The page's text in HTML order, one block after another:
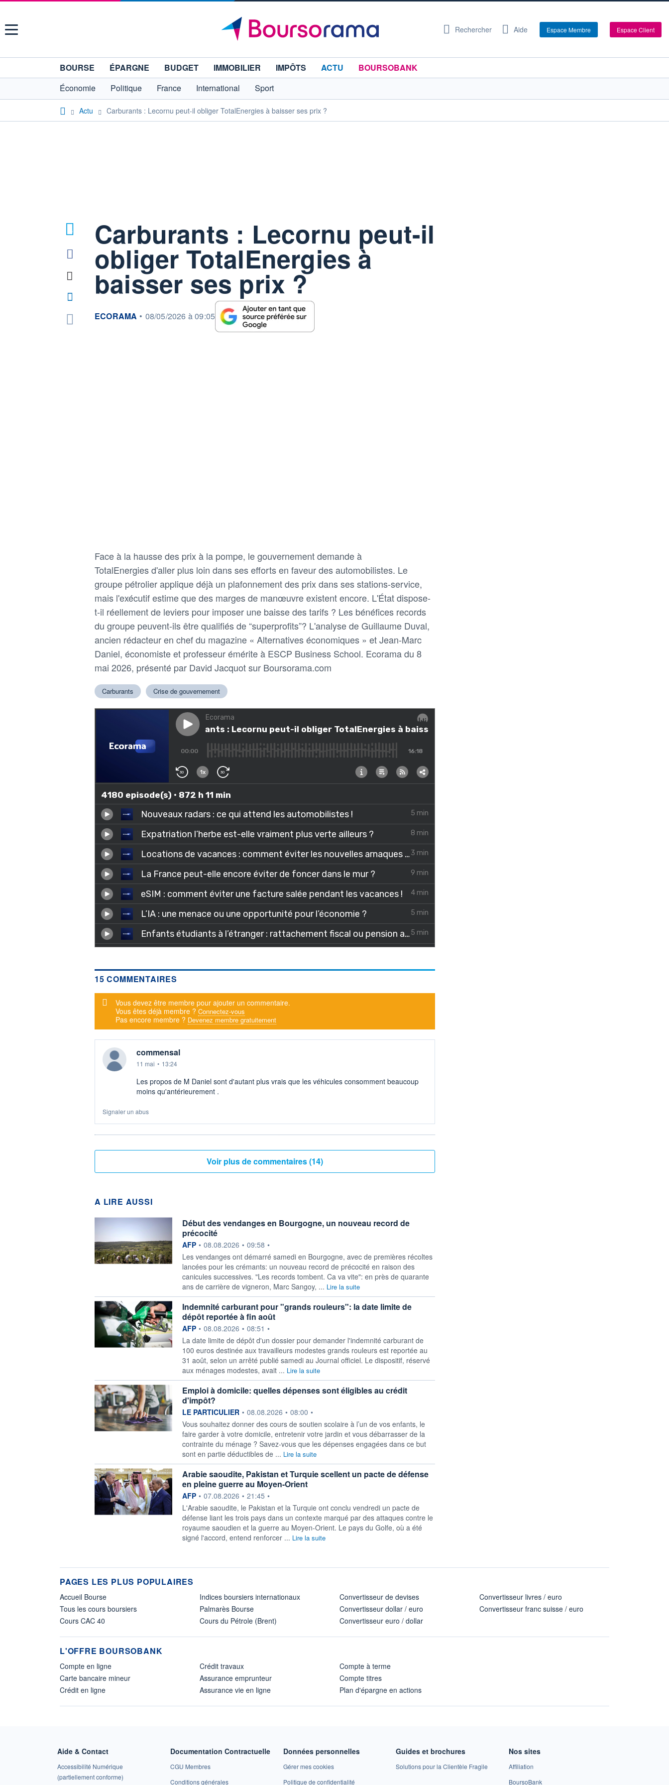
Menu Rechercher Aide Espace Membre Espace Client
BOURSE ÉPARGNE BUDGET IMMOBILIER IMPÔTS ACTU
BOURSOBANK
Économie
Politique France International Sport
Actu Carburants : Lecornu peut-il obliger TotalEnergies à baisser ses prix ?
15 Carburants : Lecornu peut-il
obliger TotalEnergies à
baisser ses prix ?
information fournie par
ECORAMA • 08/05/2026 à 09:05
Face à la hausse des prix à la pompe, le gouvernement demande à
TotalEnergies d'aller plus loin dans ses efforts en faveur des automobilistes. Le
groupe pétrolier applique déjà un plafonnement des prix dans ses stations-service,
mais l'exécutif estime que des marges de manœuvre existent encore. L'État dispose-
t-il réellement de leviers pour imposer une baisse des tarifs ? Les bénéfices records
du groupe peuvent-ils être qualifiés de “superprofits”? L'analyse de Guillaume Duval,
ancien rédacteur en chef du magazine « Alternatives économiques » et Jean-Marc
Daniel, économiste et professeur émérite à ESCP Business School. Ecorama du 8
mai 2026, présenté par David Jacquot sur Boursorama.com
Carburants Crise de gouvernement
15 COMMENTAIRES
Message d'alerte
Vous devez être membre pour ajouter un commentaire.
Vous êtes déjà membre ? Connectez-vous
Pas encore membre ? Devenez membre gratuitement
commensal
11 mai • 13:24
Les propos de M Daniel sont d'autant plus vrais que les véhicules consomment beaucoup
moins qu'antérieurement .
Signaler un abus
Voir plus de commentaires (14)
A LIRE AUSSI
Début des vendanges en Bourgogne, un nouveau record de
précocité
information fournie par
AFP • 08.08.2026 • 09:58 •
Les vendanges ont démarré samedi en Bourgogne, avec de premières récoltes
lancées pour les crémants: un nouveau record de précocité en raison des
canicules successives. "Les records tombent. Ca va vite": en près de quarante
ans de carrière de vigneron, Marc Sangoy, ... Lire la suite
Indemnité carburant pour "grands rouleurs": la date limite de
dépôt reportée à fin août
information fournie par
AFP • 08.08.2026 • 08:51 •
La date limite de dépôt d'un dossier pour demander l'indemnité carburant de
100 euros destinée aux travailleurs modestes grands rouleurs est reportée au
31 août, selon un arrêté publié samedi au Journal officiel. Le dispositif, réservé
aux ménages modestes, avait ... Lire la suite
Emploi à domicile: quelles dépenses sont éligibles au crédit
d'impôt?
information fournie par
LE PARTICULIER • 08.08.2026 • 08:00 •
Vous souhaitez donner des cours de soutien scolaire à l’un de vos enfants, le
faire garder à votre domicile, entretenir votre jardin et vous débarrasser de la
contrainte du ménage ? Savez-vous que les dépenses engagées dans ce but
sont en partie déductibles de ... Lire la suite
Arabie saoudite, Pakistan et Turquie scellent un pacte de défense
en pleine guerre au Moyen-Orient
information fournie par
AFP • 07.08.2026 • 21:45 •
L'Arabie saoudite, le Pakistan et la Turquie ont conclu vendredi un pacte de
défense liant les trois pays dans un contexte marqué par des attaques contre le
royaume saoudien et la guerre au Moyen-Orient. Le pays du Golfe, où a été
signé l'accord, entend renforcer ... Lire la suite
PAGES LES PLUS POPULAIRES
Accueil Bourse
Tous les cours boursiers
Cours CAC 40
Indices boursiers internationaux
Palmarès Bourse
Cours du Pétrole (Brent)
Convertisseur de devises
Convertisseur dollar / euro
Convertisseur euro / dollar
Convertisseur livres / euro
Convertisseur franc suisse / euro
L'OFFRE BOURSOBANK
Compte en ligne
Carte bancaire mineur
Crédit en ligne
Crédit travaux
Assurance emprunteur
Assurance vie en ligne
Compte à terme
Compte titres
Plan d'épargne en actions
Aide & Contact
Accessibilité Numérique
(partiellement conforme)
Documentation Contractuelle
CGU Membres
Conditions générales
Données personnelles
Gérer mes cookies
Politique de confidentialité
Guides et brochures
Solutions pour la Clientèle Fragile
Nos sites
Affiliation
BoursoBank